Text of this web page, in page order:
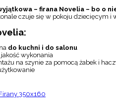
– firana Novelia – bo o
czuje się w pokoju dziecięcym
do kuchni i do salonu
wykonania
na szynie za pomocą żabek i
350x160